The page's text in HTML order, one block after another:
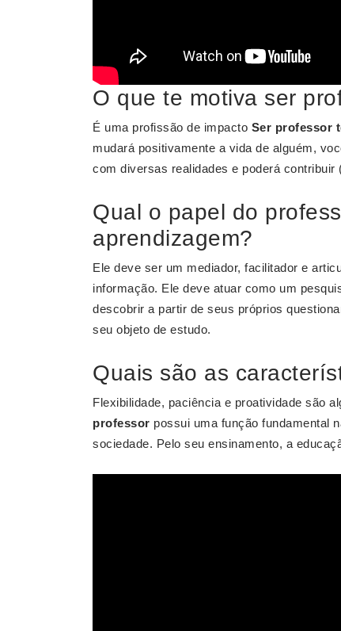
O que te motiva ser
É uma profissão de impacto Ser professor
mudará positivamente a vida de alguém,
com diversas realidades e poderá
Qual o papel do
aprendizagem?
Ele deve ser um mediador, facilitador e
informação. Ele deve atuar como um
descobrir a partir de seus próprios
seu objeto de estudo.
Quais são as
Flexibilidade, paciência e proatividade são
professor possui uma função fundamental
sociedade. Pelo seu ensinamento, a